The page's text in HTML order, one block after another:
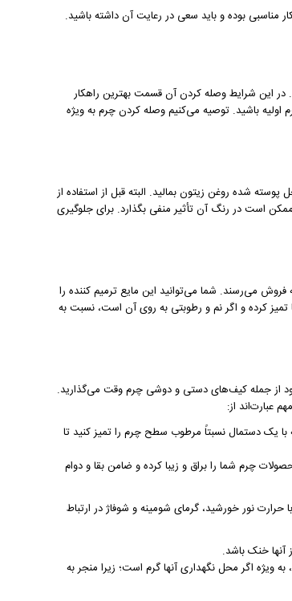
مناسبی بوده و باید سعی در رعایت آن داشته باشید.
در این شرایط وصله کردن آن قسمت بهترین راهکار
باشید. توصیه می‌کنیم وصله کردن چرم به ویژه
شده روغن زیتون بمالید. البته قبل از استفاده از
است در رنگ آن تأثیر منفی بگذارد. برای جلوگیری
می‌رسند. شما می‌توانید این مایع ترمیم کننده را
تمیز کرده و اگر نم و رطوبتی به روی آن است، نسبت به
از جمله کیف‌های دستی و دوشی چرم وقت می‌گذارید.
عبارت‌اند از:
یک دستمال نسبتاً مرطوب سطح چرم را تمیز کنید تا
چرم شما را براق و زیبا کرده و ضامن بقا و دوام
نور خورشید، گرمای شومینه و شوفاژ در ارتباط
خنک باشد.
ویژه اگر محل نگهداری آنها گرم است؛ زیرا منجر به